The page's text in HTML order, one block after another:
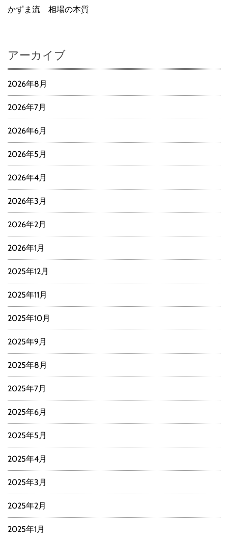
かずま流 相場の本質
アーカイブ
2026年8月
2026年7月
2026年6月
2026年5月
2026年4月
2026年3月
2026年2月
2026年1月
2025年12月
2025年11月
2025年10月
2025年9月
2025年8月
2025年7月
2025年6月
2025年5月
2025年4月
2025年3月
2025年2月
2025年1月